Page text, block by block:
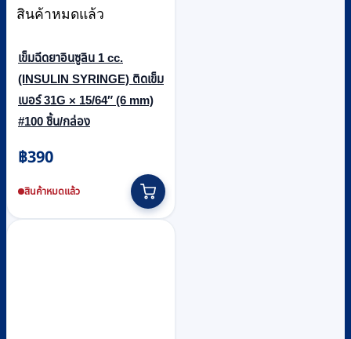
สินค้าหมดแล้ว
เข็มฉีดยาอินซูลิน 1 cc.
(INSULIN SYRINGE) ติดเข็ม
เบอร์ 31G × 15/64″ (6 mm)
#100 ชิ้น/กล่อง
฿390
สินค้าหมดแล้ว